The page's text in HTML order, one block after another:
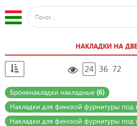
НАКЛАДКИ НА
24 36 72
Броненакладки накладные (6)
Накладки для финской фурнитуры под
Накладки для финской фурнитуры под